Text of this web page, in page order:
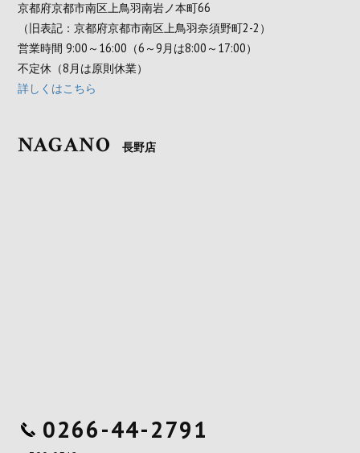
京都府京都市南区上鳥羽南岩ノ本町66
（旧表記：京都府京都市南区上鳥羽奈須野町2-2）
営業時間 9:00～16:00（6～9月は8:00～17:00）
不定休（8月は原則休業）
詳しくはこちら
NAGANO 長野店
0266-44-2791